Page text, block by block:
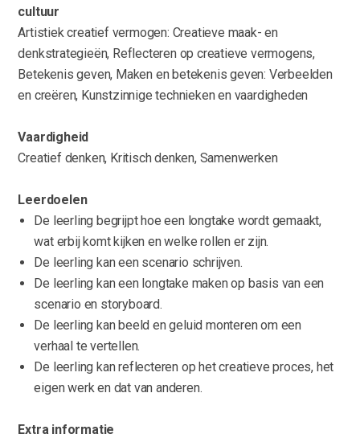
cultuur
Artistiek creatief vermogen: Creatieve maak- en
denkstrategieën, Reflecteren op creatieve vermogens,
Betekenis geven, Maken en betekenis geven: Verbeelden
en creëren, Kunstzinnige technieken en vaardigheden
Vaardigheid
Creatief denken, Kritisch denken, Samenwerken
Leerdoelen
De leerling begrijpt hoe een longtake wordt gemaakt,
wat erbij komt kijken en welke rollen er zijn.
De leerling kan een scenario schrijven.
De leerling kan een longtake maken op basis van een
scenario en storyboard.
De leerling kan beeld en geluid monteren om een
verhaal te vertellen.
De leerling kan reflecteren op het creatieve proces, het
eigen werk en dat van anderen.
Extra informatie